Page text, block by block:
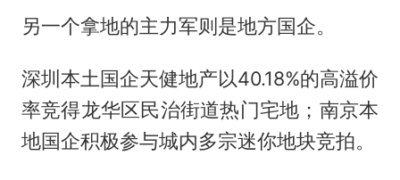
另一个拿地的主力军则是地方国企。
深圳本土国企天健地产以40.18%的高溢价
率竞得龙华区民治街道热门宅地；南京本
地国企积极参与城内多宗迷你地块竞拍。